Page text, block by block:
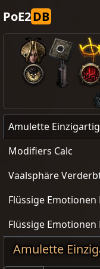
PoE2DB
Amulette
Modifiers Calc
Vaalsphäre
Flüssige Emotionen
Flüssige
Amulette